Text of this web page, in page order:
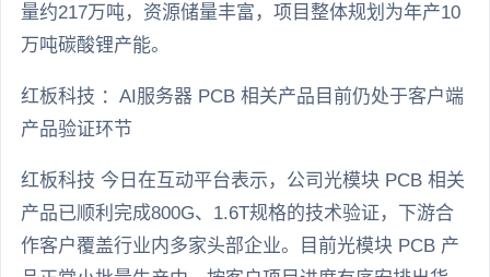
量约217万吨，资源储量丰富，项目整体规划为年产10
万吨碳酸锂产能。
红板科技 ：AI服务器 PCB 相关产品目前仍处于客户端
产品验证环节
红板科技 今日在互动平台表示，公司光模块 PCB 相关
产品已顺利完成800G、1.6T规格的技术验证，下游合
作客户覆盖行业内多家头部企业。目前光模块 PCB 产